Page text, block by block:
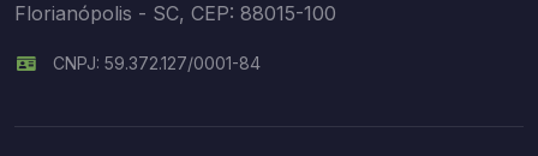
Florianópolis - SC, CEP: 88015-100
CNPJ: 59.372.127/0001-84